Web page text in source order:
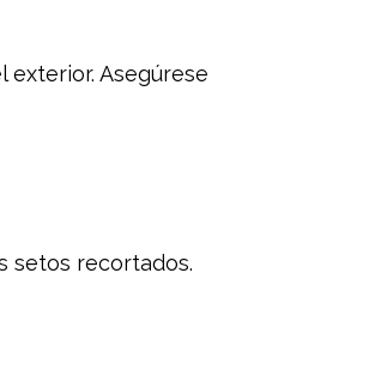
Asegúrese
setos recortados.